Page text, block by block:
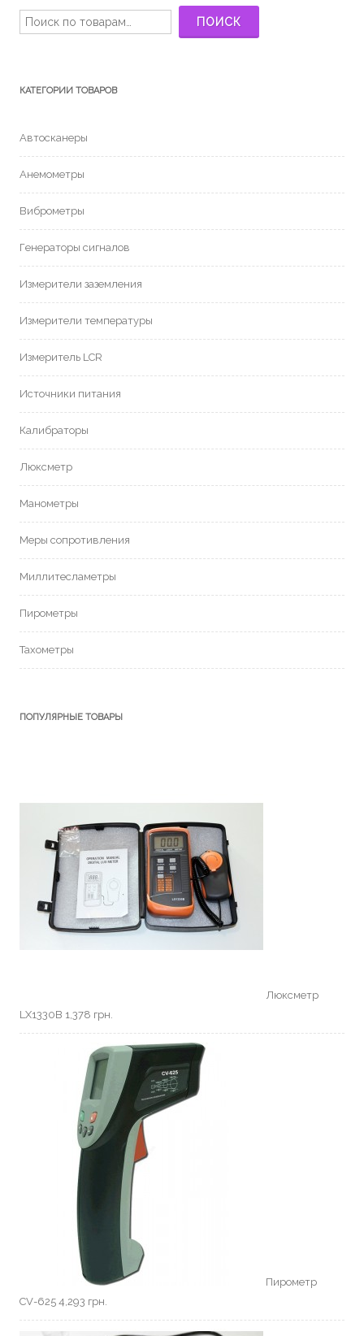
ПОИСК
КАТЕГОРИИ ТОВАРОВ
Автосканеры
Анемометры
Виброметры
Генераторы сигналов
Измерители заземления
Измерители температуры
Измеритель LCR
Источники питания
Калибраторы
Люксметр
Манометры
Меры сопротивления
Миллитесламетры
Пирометры
Тахометры
ПОПУЛЯРНЫЕ ТОВАРЫ
Люкcметр
LX1330B 1,378 грн.
Пирометр
CV-625 4,293 грн.